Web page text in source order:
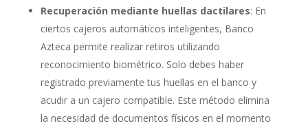
Recuperación mediante huellas dactilares: En
ciertos cajeros automáticos inteligentes, Banco
Azteca permite realizar retiros utilizando
reconocimiento biométrico. Solo debes haber
registrado previamente tus huellas en el banco y
acudir a un cajero compatible. Este método elimina
la necesidad de documentos físicos en el momento